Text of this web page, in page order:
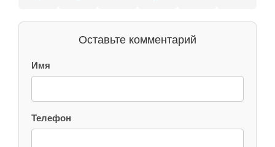
Оставьте комментарий
Имя
Телефон